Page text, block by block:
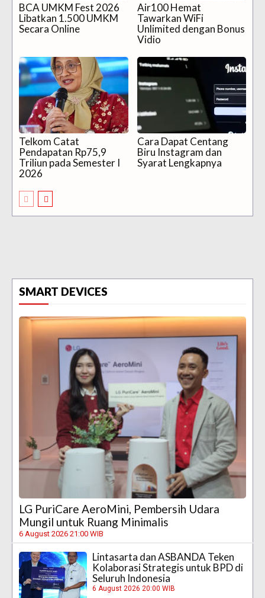
BCA UMKM Fest 2026
Libatkan 1.500 UMKM
Secara Online
Air100 Hemat
Tawarkan WiFi
Unlimited dengan Bonus
Vidio
Telkom Catat
Pendapatan Rp75,9
Triliun pada Semester I
2026
Cara Dapat Centang
Biru Instagram dan
Syarat Lengkapnya
SMART DEVICES
LG PuriCare AeroMini, Pembersih Udara
Mungil untuk Ruang Minimalis
6 August 2026 21:00 WIB
Lintasarta dan ASBANDA Teken
Kolaborasi Strategis untuk BPD di
Seluruh Indonesia
6 August 2026 20:00 WIB